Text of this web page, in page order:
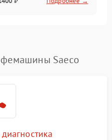
1500 ₽ Подробнее →
Saeco